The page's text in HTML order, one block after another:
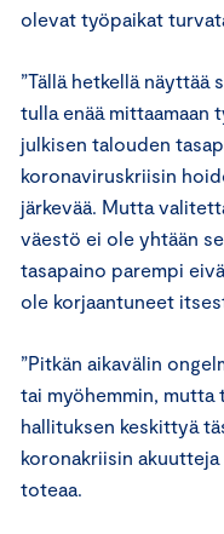
olevat työpaikat
”Tällä hetkellä
tulla enää mittaamaan
julkisen talouden
koronaviruskriisin
järkevää. Mutta
väestö ei ole yhtään
tasapaino parempi
ole korjaantuneet
”Pitkän aikavälin
tai myöhemmin, mutta
hallituksen keskittyä
koronakriisin akuutteja
toteaa.